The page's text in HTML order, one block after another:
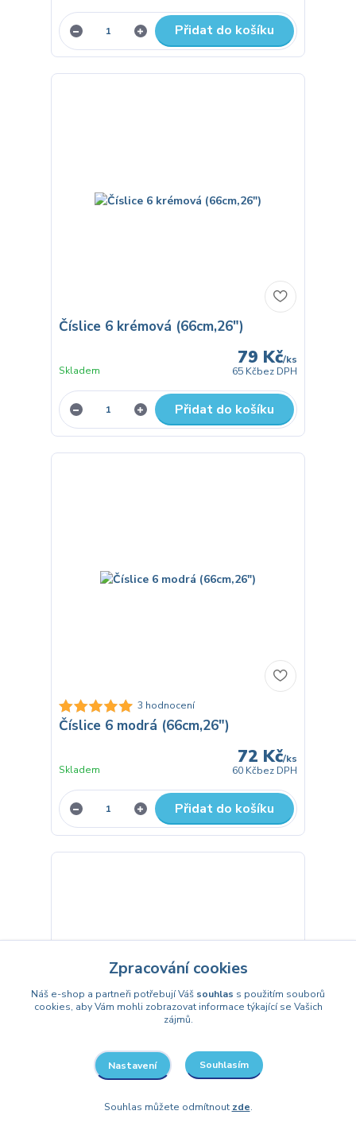
Přidat do košíku
Číslice 6 krémová (66cm,26")
79 Kč/ks
65 Kčbez DPH
Skladem
Přidat do košíku
3 hodnocení
Číslice 6 modrá (66cm,26")
72 Kč/ks
60 Kčbez DPH
Skladem
Přidat do košíku
Číslice 7 fuchsia (66cm,26")
Zpracování cookies
Náš e-shop a partneři potřebují Váš souhlas s použitím souborů
cookies, aby Vám mohli zobrazovat informace týkající se Vašich
zájmů.
Nastavení Souhlasím
Souhlas můžete odmítnout zde.